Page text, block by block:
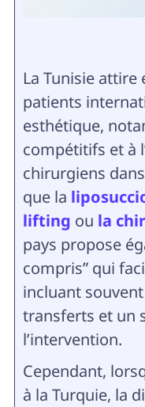
La Tunisie
patients
esthétique,
compétitifs et à
chirurgiens
que la
lifting ou la
pays propose
compris” qui
incluant
transferts et un
l’intervention.
Cependant,
à la Turquie, la